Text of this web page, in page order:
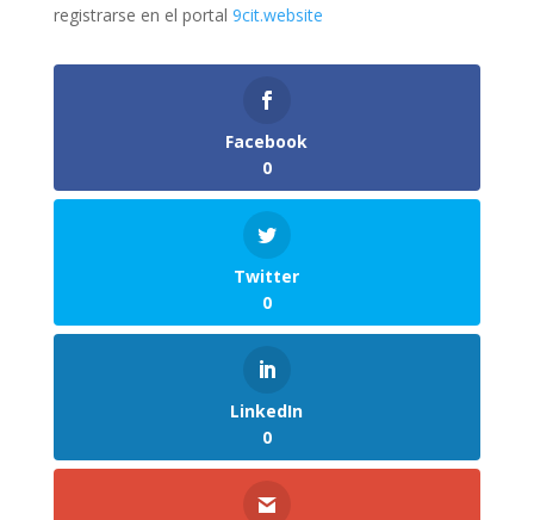
registrarse en el portal 9cit.website
Facebook
0
Twitter
0
LinkedIn
0